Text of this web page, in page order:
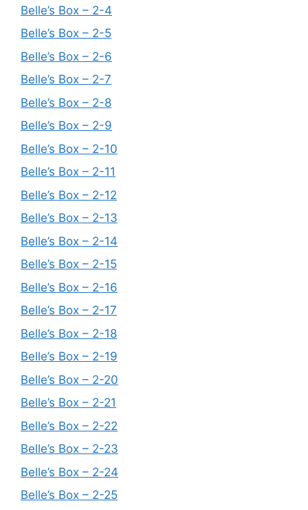
Belle’s Box – 2-4
Belle’s Box – 2-5
Belle’s Box – 2-6
Belle’s Box – 2-7
Belle’s Box – 2-8
Belle’s Box – 2-9
Belle’s Box – 2-10
Belle’s Box – 2-11
Belle’s Box – 2-12
Belle’s Box – 2-13
Belle’s Box – 2-14
Belle’s Box – 2-15
Belle’s Box – 2-16
Belle’s Box – 2-17
Belle’s Box – 2-18
Belle’s Box – 2-19
Belle’s Box – 2-20
Belle’s Box – 2-21
Belle’s Box – 2-22
Belle’s Box – 2-23
Belle’s Box – 2-24
Belle’s Box – 2-25